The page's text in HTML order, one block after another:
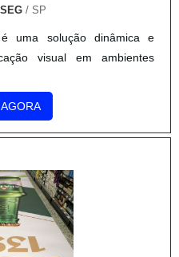
/ SP
uma solução dinâmica e
visual em ambientes